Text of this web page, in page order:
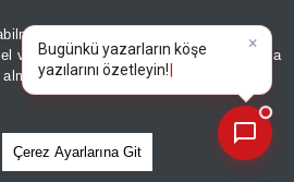
adına sitemizde
verileriniz, KVKK ve GDPR kapsamında
almak içinAydınlatma Metnimizi
Çerez Ayarlarına Git
çalındı!
×
Bugünkü yazarların köşe
yazılarını özetleyin